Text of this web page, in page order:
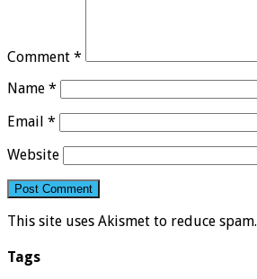
Comment *
Name *
Email *
Website
This site uses Akismet to reduce spam.
Tags